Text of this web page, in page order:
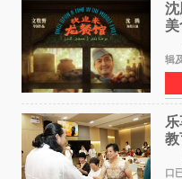
沈
8
辑
将
映
片
口